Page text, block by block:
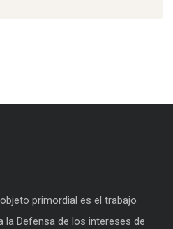
primordial es el trabajo
la Defensa de los intereses de